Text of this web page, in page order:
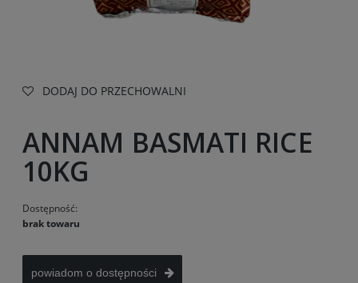
DODAJ DO PRZECHOWALNI
ANNAM BASMATI RICE
10KG
Dostępność:
brak towaru
powiadom o dostępności